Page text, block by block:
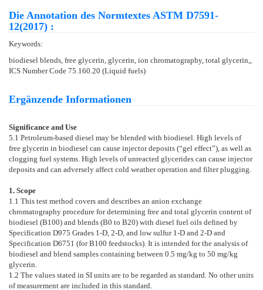
Die Annotation des Normtextes ASTM D7591-
12(2017) :
Keywords:
biodiesel blends, free glycerin, glycerin, ion chromatography, total glycerin,,
ICS Number Code 75.160.20 (Liquid fuels)
Ergänzende Informationen
Significance and Use
5.1 Petroleum-based diesel may be blended with biodiesel. High levels of
free glycerin in biodiesel can cause injector deposits (“gel effect”), as well as
clogging fuel systems. High levels of unreacted glycerides can cause injector
deposits and can adversely affect cold weather operation and filter plugging.
1. Scope
1.1 This test method covers and describes an anion exchange
chromatography procedure for determining free and total glycerin content of
biodiesel (B100) and blends (B0 to B20) with diesel fuel oils defined by
Specification D975 Grades 1-D, 2-D, and low sulfur 1-D and 2-D and
Specification D6751 (for B100 feedstocks). It is intended for the analysis of
biodiesel and blend samples containing between 0.5 mg/kg to 50 mg/kg
glycerin.
1.2 The values stated in SI units are to be regarded as standard. No other units
of measurement are included in this standard.